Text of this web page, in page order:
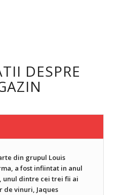
DESPRE
din grupul Louis
a fost infiintat in anul
unul dintre cei trei fii ai
de vinuri, Jaques